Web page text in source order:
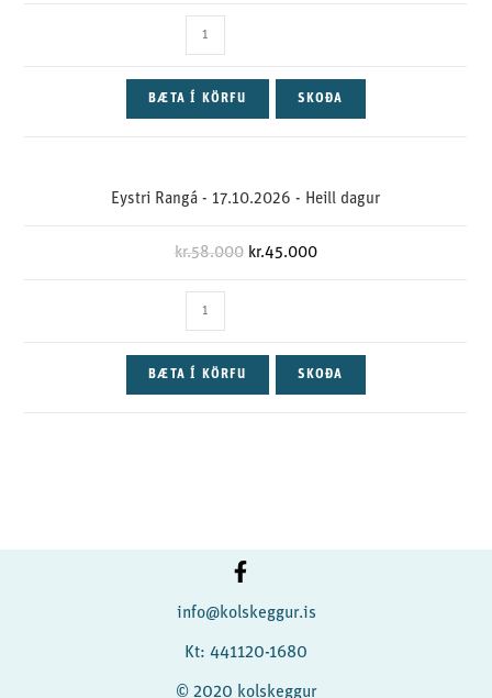
BÆTA Í KÖRFU SKOÐA
Eystri Rangá - 17.10.2026 - Heill dagur
kr.58.000 kr.45.000
BÆTA Í KÖRFU SKOÐA
info@kolskeggur.is
Kt: 441120-1680
© 2020 kolskeggur